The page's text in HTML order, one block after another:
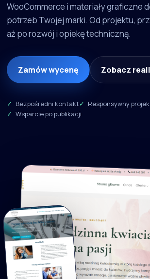
WooCommerce i materiały graficzne
potrzeb Twojej marki. Od projektu,
aż po rozwój i opiekę techniczną.
Zamów wycenę Zobacz
Bezpośredni kontakt
Responsywny
Wsparcie po publikacji